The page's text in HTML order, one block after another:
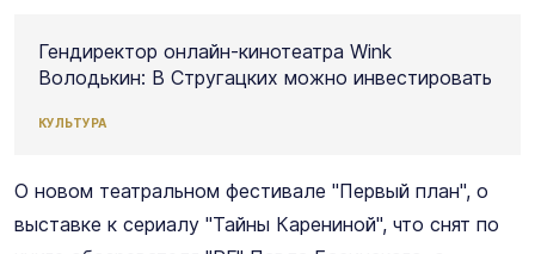
КУЛЬТУРА
Гендиректор онлайн-кинотеатра Wink
Володькин: В Стругацких можно инвестировать
О новом театральном фестивале "Первый план", о
выставке к сериалу "Тайны Карениной", что снят по